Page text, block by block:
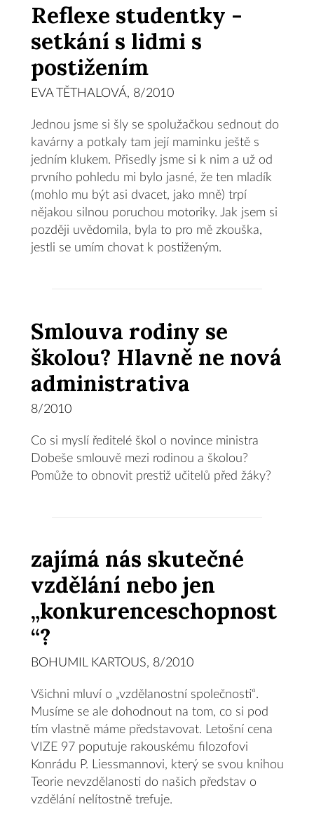
Reflexe studentky -
setkání s lidmi s
postižením
EVA TĚTHALOVÁ, 8/2010
Jednou jsme si šly se spolužačkou sednout do
kavárny a potkaly tam její maminku ještě s
jedním klukem. Přisedly jsme si k nim a už od
prvního pohledu mi bylo jasné, že ten mladík
(mohlo mu být asi dvacet, jako mně) trpí
nějakou silnou poruchou motoriky. Jak jsem si
později uvědomila, byla to pro mě zkouška,
jestli se umím chovat k postiženým.
Smlouva rodiny se
školou? Hlavně ne nová
administrativa
8/2010
Co si myslí ředitelé škol o novince ministra
Dobeše smlouvě mezi rodinou a školou?
Pomůže to obnovit prestiž učitelů před žáky?
zajímá nás skutečné
vzdělání nebo jen
„konkurenceschopnost
“?
BOHUMIL KARTOUS, 8/2010
Všichni mluví o „vzdělanostní společnosti“.
Musíme se ale dohodnout na tom, co si pod
tím vlastně máme představovat. Letošní cena
VIZE 97 poputuje rakouskému filozofovi
Konrádu P. Liessmannovi, který se svou knihou
Teorie nevzdělanosti do našich představ o
vzdělání nelítostně trefuje.